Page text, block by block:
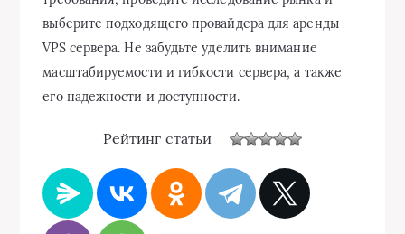
выберите подходящего провайдера для аренды
VPS сервера. Не забудьте уделить внимание
масштабируемости и гибкости сервера, а также
его надежности и доступности.
Рейтинг статьи